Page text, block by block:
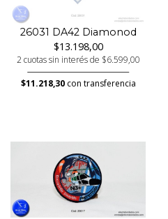
26031 DA42 Diamonod
$13.198,00
2 cuotas sin interés de $6.599,00
$11.218,30con transferencia